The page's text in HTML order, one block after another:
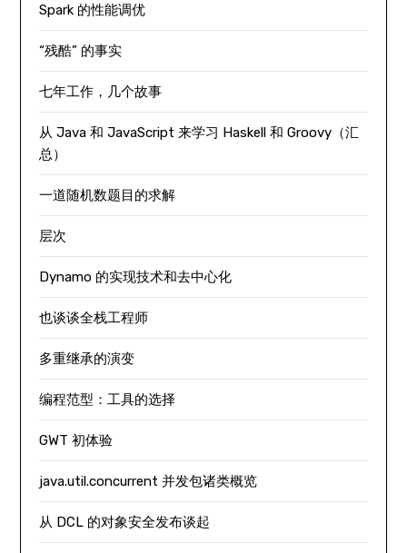
Spark 的性能调优
“残酷” 的事实
七年工作，几个故事
从 Java 和 JavaScript 来学习 Haskell 和 Groovy（汇
总）
一道随机数题目的求解
层次
Dynamo 的实现技术和去中心化
也谈谈全栈工程师
多重继承的演变
编程范型：工具的选择
GWT 初体验
java.util.concurrent 并发包诸类概览
从 DCL 的对象安全发布谈起